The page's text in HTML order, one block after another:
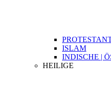
ISLAM
INDISCHE |
HEILIGE